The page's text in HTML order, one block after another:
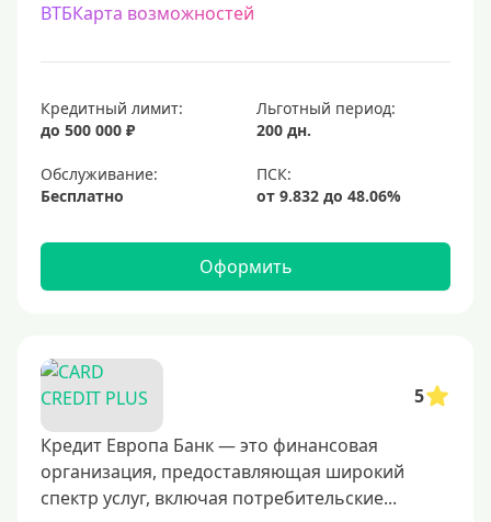
С процентом на остаток
Доступные
Сумма (рублей)
25000 руб
30000 руб
40000 руб
50000 руб
60000 руб
ВТБКарта возможностей
Кредитный лимит:
до 500 000 ₽
Льготный период:
200 дн.
Обслуживание:
Бесплатно
Оформить
5
Кредит Европа Банк — это финансовая
организация, предоставляющая широкий
спектр услуг, включая потребительские...